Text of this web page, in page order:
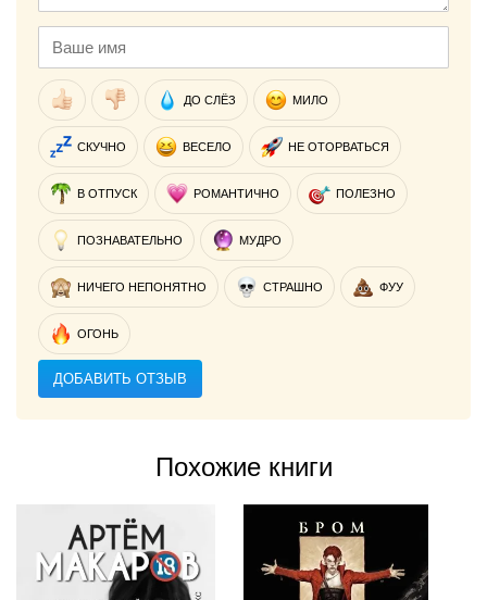
ДО СЛЁЗ МИЛО
СКУЧНО ВЕСЕЛО НЕ ОТОРВАТЬСЯ
В ОТПУСК РОМАНТИЧНО ПОЛЕЗНО
ПОЗНАВАТЕЛЬНО МУДРО
НИЧЕГО НЕПОНЯТНО СТРАШНО ФУУ
ОГОНЬ
ДОБАВИТЬ ОТЗЫВ
Похожие книги